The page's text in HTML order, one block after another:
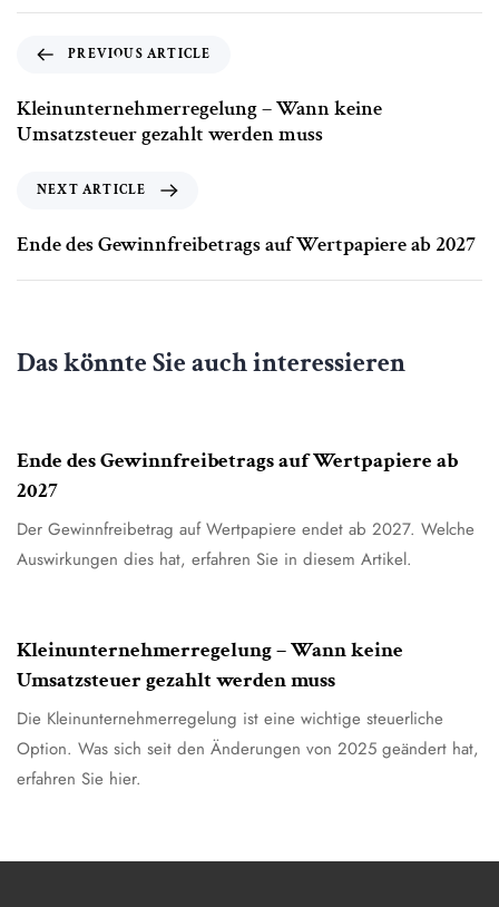
PREVIOUS ARTICLE
Kleinunternehmerregelung – Wann keine
Umsatzsteuer gezahlt werden muss
NEXT ARTICLE
Ende des Gewinnfreibetrags auf Wertpapiere ab 2027
Das könnte Sie auch interessieren
Ende des Gewinnfreibetrags auf Wertpapiere ab
2027
Der Gewinnfreibetrag auf Wertpapiere endet ab 2027. Welche
Auswirkungen dies hat, erfahren Sie in diesem Artikel.
Kleinunternehmerregelung – Wann keine
Umsatzsteuer gezahlt werden muss
Die Kleinunternehmerregelung ist eine wichtige steuerliche
Option. Was sich seit den Änderungen von 2025 geändert hat,
erfahren Sie hier.